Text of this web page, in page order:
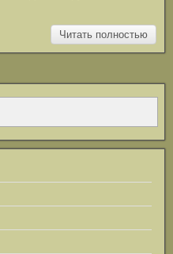
Читать полностью